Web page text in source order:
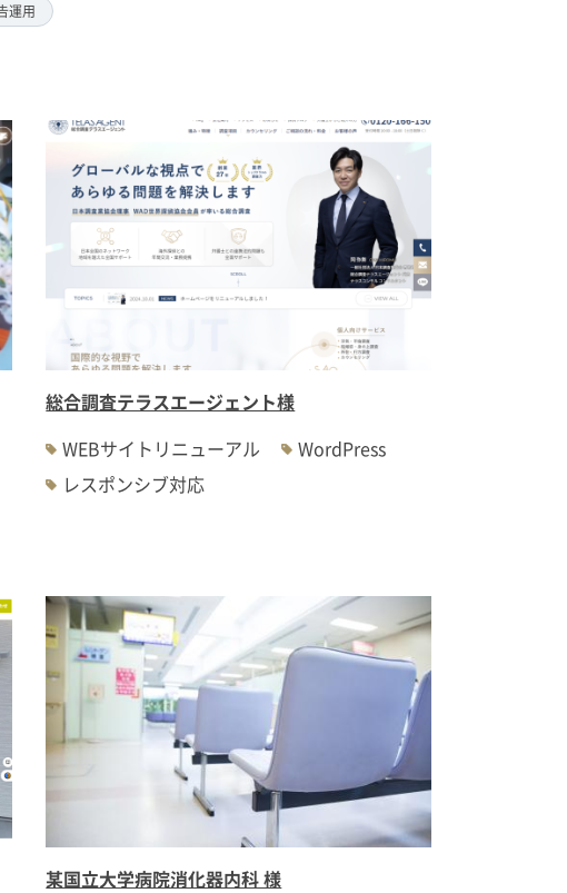
運用
総合調査テラスエージェント様
WEBサイトリニューアル
WordPress
レスポンシブ対応
某国立大学病院消化器内科 様